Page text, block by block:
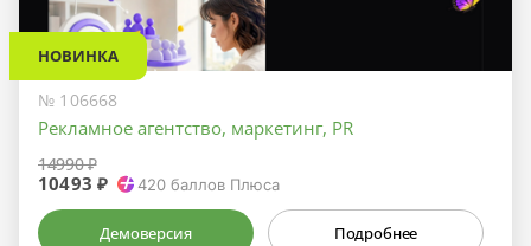
НОВИНКА
№ 106668
Рекламное агентство, маркетинг, PR
14990 ₽
10493 ₽ 420 баллов Плюса
Демоверсия Подробнее